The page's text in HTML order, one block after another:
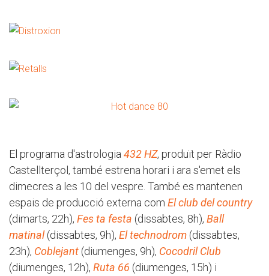
El programa d'astrologia 432 HZ, produït per Ràdio
Castellterçol, també estrena horari i ara s'emet els
dimecres a les 10 del vespre. També es mantenen
espais de producció externa com El club del country
(dimarts, 22h), Fes ta festa (dissabtes, 8h), Ball
matinal(dissabtes, 9h), El technodrom (dissabtes,
23h), Coblejant (diumenges, 9h), Cocodril Club
(diumenges, 12h), Ruta 66 (diumenges, 15h) i